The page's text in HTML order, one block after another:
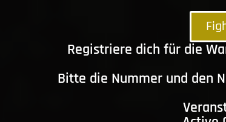
Registriere dich für die
Bitte die Nummer und den